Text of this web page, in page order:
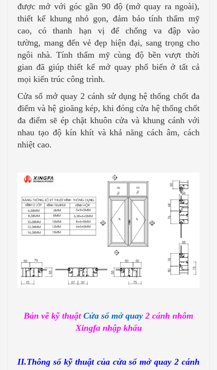
được mở với góc gần 90 độ (mở quay ra ngoài),
thiết kế khung nhỏ gọn, đảm bảo tính thẩm mỹ
cao, có thanh hạn vị để chống va đập vào
tường, mang đến vẻ đẹp hiện đại, sang trọng cho
ngôi nhà. Tính thẩm mỹ cùng độ bền vượt thời
gian đã giúp thiết kế mở quay phổ biến ở tất cả
mọi kiến trúc công trình.
Cửa sổ mở quay 2 cánh sử dụng hệ thống chốt đa
điểm và hệ gioăng kép, khi đóng cửa hệ thống chốt
đa điểm sẽ ép chặt khuôn cửa và khung cánh với
nhau tạo độ kín khít và khả năng cách âm, cách
nhiệt cao.
Bản vẽ kỹ thuật Cửa sổ mở quay 2 cánh nhôm
Xingfa nhập khẩu
II.Thông số kỹ thuật của cửa sổ mở quay 2 cánh